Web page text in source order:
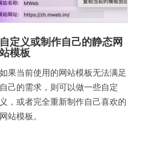
自定义或制作自己的静态网
站模板
如果当前使用的网站模板无法满足
自己的需求，则可以做一些自定
义，或者完全重新制作自己喜欢的
网站模板。